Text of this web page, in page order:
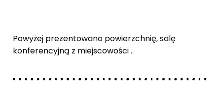
Powyżej prezentowano powierzchnię, salę
konferencyjną z miejscowości .